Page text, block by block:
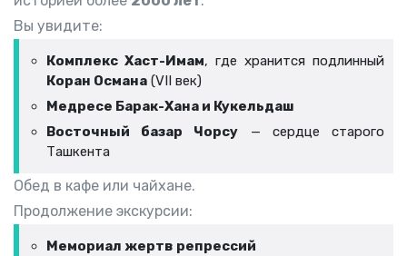
Вы увидите:
Комплекс Хаст-Имам, где хранится подлинный
Коран Османа (VII век)
Медресе Барак-Хана и Кукельдаш
Восточный базар Чорсу — сердце старого
Ташкента
Обед в кафе или чайхане.
Продолжение экскурсии:
Мемориал жертв репрессий